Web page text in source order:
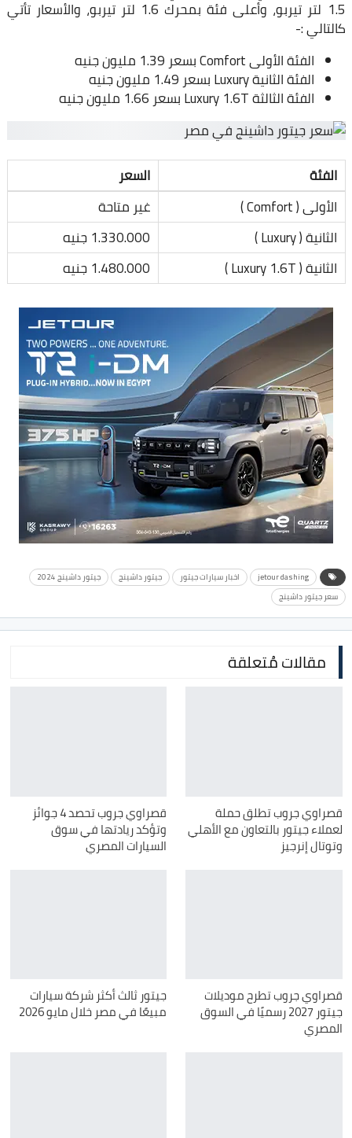
1.5 لتر تيربو، وأعلى فئة بمحرك 1.6 لتر تيربو، والأسعار تأتي
كالتالي :-
الفئة الأولى Comfort بسعر 1.39 مليون جنيه
الفئة الثانية Luxury بسعر 1.49 مليون جنيه
الفئة الثالثة Luxury 1.6T بسعر 1.66 مليون جنيه
الفئة
السعر
الأولى ( Comfort )
غير متاحة
الثانية ( Luxury )
1.330.000 جنيه
الثانية ( Luxury 1.6T )
1.480.000 جنيه
jetour dashing اخبار سيارات جيتور جيتور داشينج
جيتور داشينج 2024
سعر جيتور داشينج
مقالات مُتعلقة
قصراوي جروب تطلق حملة
لعملاء جيتور بالتعاون مع الأهلي
وتوتال إنرجيز
قصراوي جروب تحصد 4 جوائز
وتؤكد ريادتها في سوق
السيارات المصري
قصراوي جروب تطرح موديلات
جيتور 2027 رسميًا في السوق
المصري
جيتور ثالث أكثر شركة سيارات
مبيعًا في مصر خلال مايو 2026